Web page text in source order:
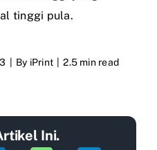
tinggi pula.
By iPrint 2.5 min read
Ini.